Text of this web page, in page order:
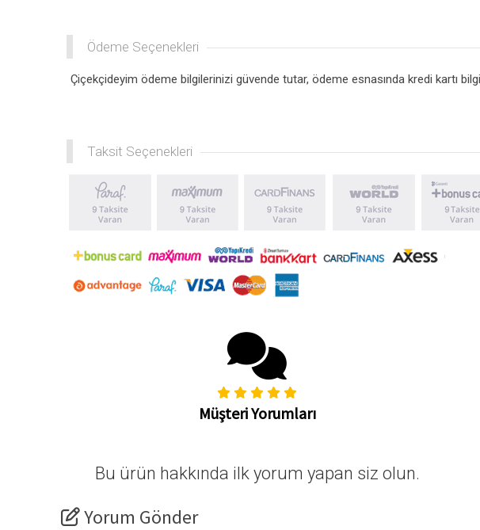
Ödeme Seçenekleri
Çiçekçideyim ödeme bilgilerinizi güvende tutar, ödeme esnasında kredi kartı
Taksit Seçenekleri
Müşteri Yorumları
Bu ürün hakkında ilk yorum yapan siz olun.
Yorum Gönder